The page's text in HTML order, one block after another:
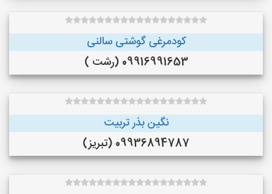
کودمرغی گوشتی سالنی
09916991653 (رشت )
نگین بذر تربیت
09936894787 (تبریز)